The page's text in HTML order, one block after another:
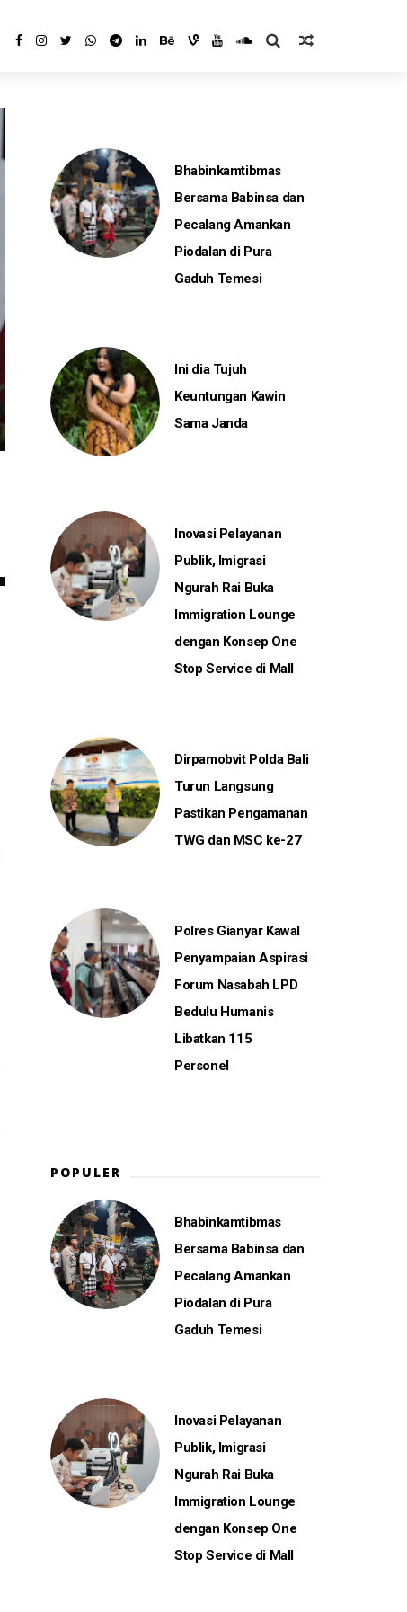
Bhabinkamtibmas
Bersama Babinsa dan
Pecalang Amankan
Piodalan di Pura
Gaduh Temesi
Ini dia Tujuh
Keuntungan Kawin
Sama Janda
Inovasi Pelayanan
Publik, Imigrasi
Ngurah Rai Buka
Immigration Lounge
dengan Konsep One
Stop Service di Mall
Dirpamobvit Polda Bali
Turun Langsung
Pastikan Pengamanan
TWG dan MSC ke-27
Polres Gianyar Kawal
Penyampaian Aspirasi
Forum Nasabah LPD
Bedulu Humanis
Libatkan 115
Personel
POPULER
Bhabinkamtibmas
Bersama Babinsa dan
Pecalang Amankan
Piodalan di Pura
Gaduh Temesi
Inovasi Pelayanan
Publik, Imigrasi
Ngurah Rai Buka
Immigration Lounge
dengan Konsep One
Stop Service di Mall